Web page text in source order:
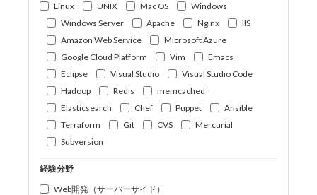
Linux
UNIX Mac OS
Windows
Windows Server
Apache Nginx
IIS
Amazon Web Service
Microsoft Azure
Google Cloud Platform
Vim
Emacs
Eclipse
Visual Studio
Visual Studio Code
Hadoop
Redis
memcached
Elasticsearch
Chef Puppet
Ansible
Terraform
Git CVS
Mercurial
Subversion
経験分野
Web開発（サーバーサイド）